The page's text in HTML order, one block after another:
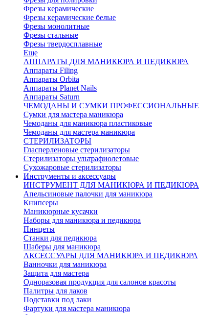
Фрезы керамические
Фрезы керамические белые
Фрезы монолитные
Фрезы стальные
Фрезы твердосплавные
Еще
АППАРАТЫ ДЛЯ МАНИКЮРА И ПЕДИКЮРА
Аппараты Filing
Аппараты Orbita
Аппараты Planet Nails
Аппараты Saturn
ЧЕМОДАНЫ И СУМКИ ПРОФЕССИОНАЛЬНЫЕ
Сумки для мастера маникюра
Чемоданы для маникюра пластиковые
Чемоданы для мастера маникюра
СТЕРИЛИЗАТОРЫ
Гласперленовые стерилизаторы
Стерилизаторы ультрафиолетовые
Сухожаровые стерилизаторы
Инструменты и аксессуары
ИНСТРУМЕНТ ДЛЯ МАНИКЮРА И ПЕДИКЮРА
Апельсиновые палочки для маникюра
Книпсеры
Маникюрные кусачки
Наборы для маникюра и педикюра
Пинцеты
Станки для педикюра
Шаберы для маникюра
АКСЕССУАРЫ ДЛЯ МАНИКЮРА И ПЕДИКЮРА
Ванночки для маникюра
Защита для мастера
Одноразовая продукция для салонов красоты
Палитры для лаков
Подставки под лаки
Фартуки для мастера маникюра